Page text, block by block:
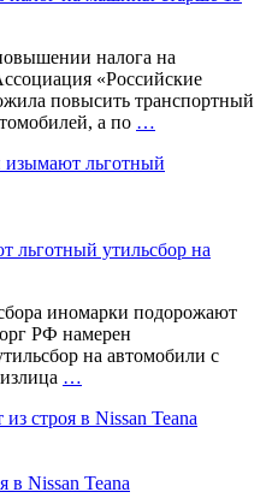
налога на
«Российские
повысить транспортный
а по …
льготный утильсбор на
иномарки подорожают
РФ намерен
на автомобили с
…
в Nissan Teana